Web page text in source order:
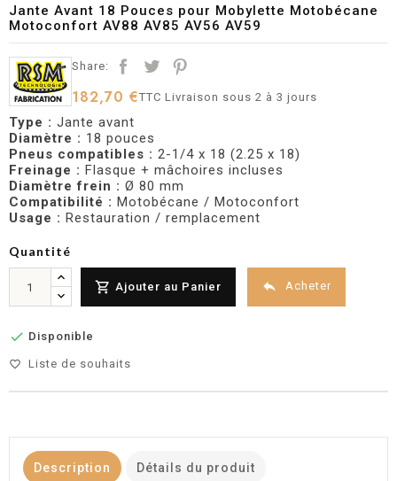
Jante Avant 18 Pouces pour Mobylette Motobécane
Motoconfort AV88 AV85 AV56 AV59
Share:
182,70 €TTCLivraison sous 2 à 3 jours
Type : Jante avant
Diamètre : 18 pouces
Pneus compatibles : 2-1/4 x 18 (2.25 x 18)
Freinage : Flasque + mâchoires incluses
Diamètre frein : Ø 80 mm
Compatibilité : Motobécane / Motoconfort
Usage : Restauration / remplacement
Quantité
 Ajouter au Panier  Acheter
 Disponible
favorite_border Liste de souhaits
Description Détails du produit